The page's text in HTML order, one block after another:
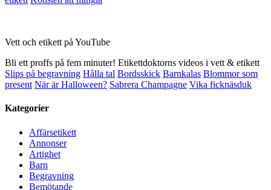
Vett och etikett på YouTube
Bli ett proffs på fem minuter! Etikettdoktorns videos i vett & etikett
Slips på begravning Hålla tal Bordsskick Barnkalas Blommor som
present När är Halloween? Sabrera Champagne Vika ficknäsduk
Kategorier
Affärsetikett
Annonser
Artighet
Barn
Begravning
Bemötande